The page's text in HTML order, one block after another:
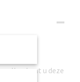
kunt u deze